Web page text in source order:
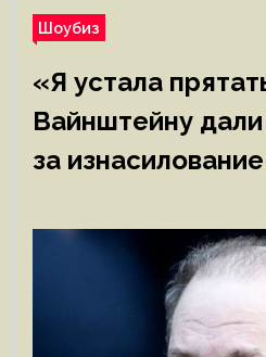
Шоубиз
«Я устала
Вайнштейну
за